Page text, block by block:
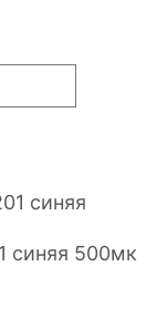
синяя 500мк